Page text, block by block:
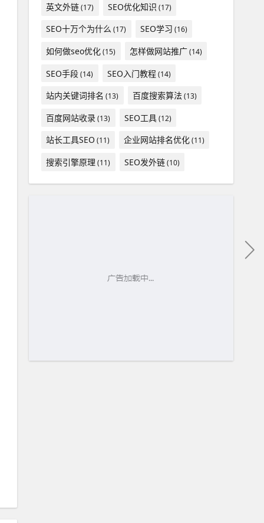
英文外链(17) SEO优化知识 (17)
SEO十万个为什么 (17) SEO学习 (16)
如何做seo优化(15) 怎样做网站推广(14)
SEO手段(14) SEO入门教程(14)
站内关键词排名 (13) 百度搜索算法(13)
百度网站收录(13) SEO工具(12)
站长工具SEO (11) 企业网站排名优化(11)
搜索引擎原理 (11) SEO发外链(10)